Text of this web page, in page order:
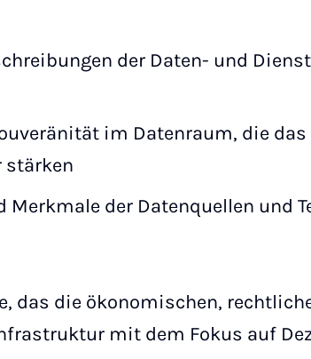
der Daten- und
im Datenraum, die das
stärken
der Datenquellen und
das die ökonomischen,
mit dem Fokus auf